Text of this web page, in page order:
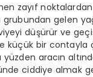
zayıf
gelen yağ
düşürür ve
küçük bir contayla
yüzden aracın
ciddiye almak